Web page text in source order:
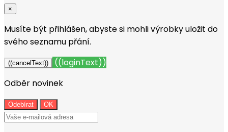
×
Musíte být přihlášen, abyste si mohli výrobky uložit do
svého seznamu přání.
((cancelText))
((loginText))
Odběr novinek